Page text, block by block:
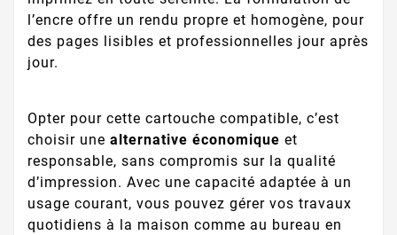
l’encre offre un rendu propre et homogène, pour
des pages lisibles et professionnelles jour après
jour.
Opter pour cette cartouche compatible, c’est
choisir une alternative économique et
responsable, sans compromis sur la qualité
d’impression. Avec une capacité adaptée à un
usage courant, vous pouvez gérer vos travaux
quotidiens à la maison comme au bureau en